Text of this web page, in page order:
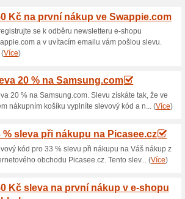
na RC
slevy
RC modely RMT s
nákupního košíku
tak výhodně a